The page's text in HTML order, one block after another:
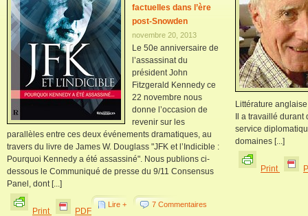
factuelles dans l’ère
post-Snowden
novembre 20, 2013
Le 50e anniversaire de
l’assassinat du
président John
Fitzgerald Kennedy ce
22 novembre nous
donne l’occasion de
revenir sur les
parallèles entre ces deux événements dramatiques, au
travers du livre de James W. Douglass "JFK et l’Indicible :
Pourquoi Kennedy a été assassiné". Nous publions ci-
dessous le Communiqué de presse du 9/11 Consensus
Panel, dont [...]
Print PDF
Lire + 7 Commentaires
Littérature
Il a travaillé
service
domaines [...]
Print